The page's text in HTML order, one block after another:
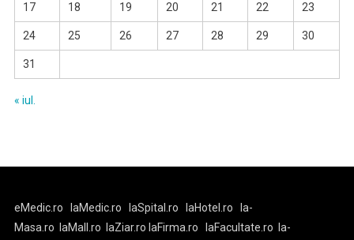
17 18 19 20 21 22 23
24 25 26 27 28 29 30
31
« iul.
eMedic.ro laMedic.ro laSpital.ro laHotel.ro
la-
Masa.ro
laMall.ro laZiar.ro laFirma.ro laFacultate.ro
la-